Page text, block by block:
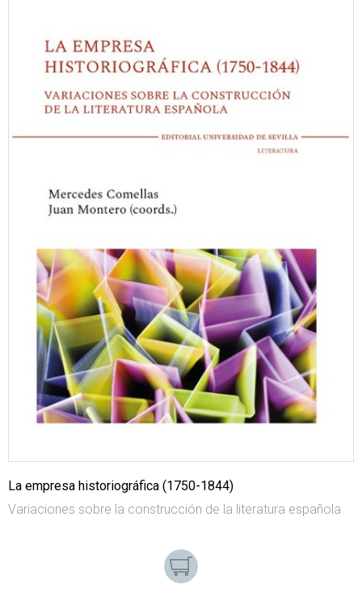
La empresa historiográfica (1750-1844)
Variaciones sobre la construcción de la literatura española